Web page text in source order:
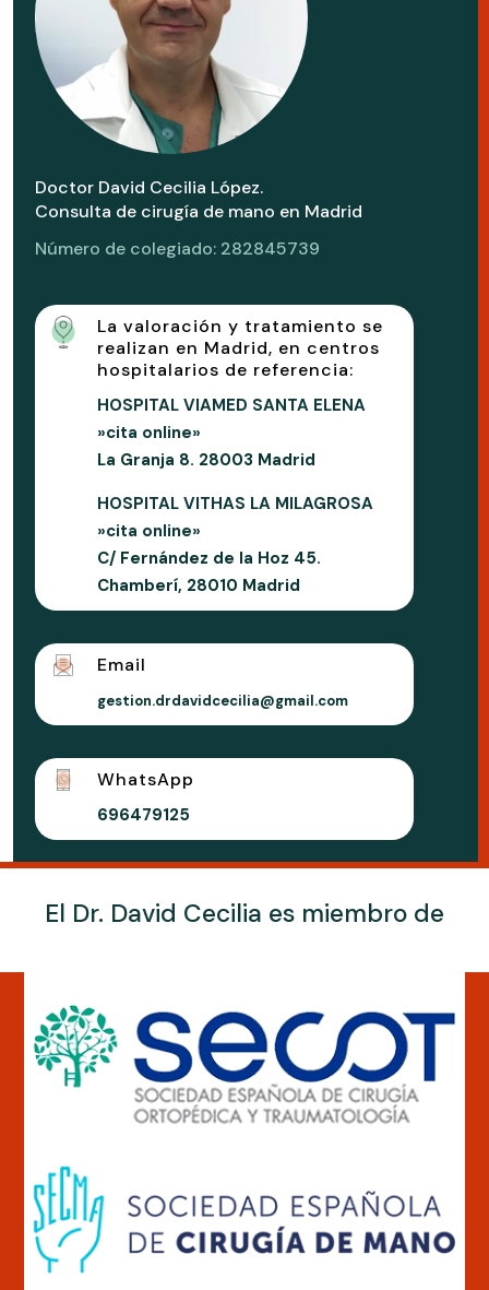
Doctor David Cecilia López.
Consulta de cirugía de mano en Madrid
Número de colegiado: 282845739
La valoración y tratamiento se
realizan en Madrid, en centros
hospitalarios de referencia:
HOSPITAL VIAMED SANTA ELENA
»cita online»
La Granja 8. 28003 Madrid
HOSPITAL VITHAS LA MILAGROSA
»cita online»
C/ Fernández de la Hoz 45.
Chamberí, 28010 Madrid
Email
gestion.drdavidcecilia@gmail.com
WhatsApp
696479125
El Dr. David Cecilia es miembro de